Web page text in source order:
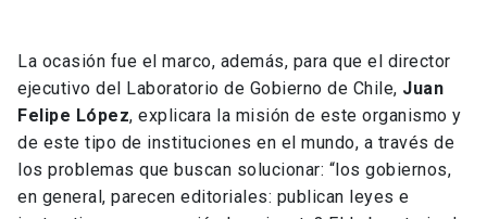
La ocasión fue el marco, además, para que el director
ejecutivo del Laboratorio de Gobierno de Chile, Juan
Felipe López, explicara la misión de este organismo y
de este tipo de instituciones en el mundo, a través de
los problemas que buscan solucionar: “los gobiernos,
en general, parecen editoriales: publican leyes e